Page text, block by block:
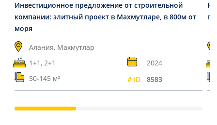
Инвестиционное предложение от строительной
компании: элитный проект в Махмутларе, в 800м от
моря
Алания, Махмутлар
1+1, 2+1
2024
50-145 м²
# ID 8583